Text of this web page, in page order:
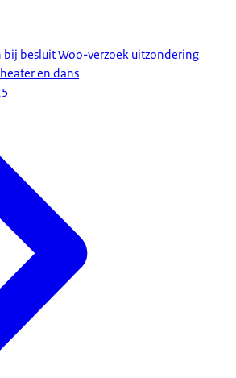
bij besluit Woo-verzoek uitzondering
en dans